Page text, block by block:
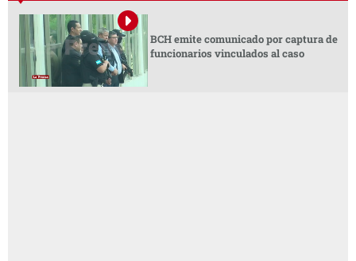
BCH emite comunicado por captura de
funcionarios vinculados al caso